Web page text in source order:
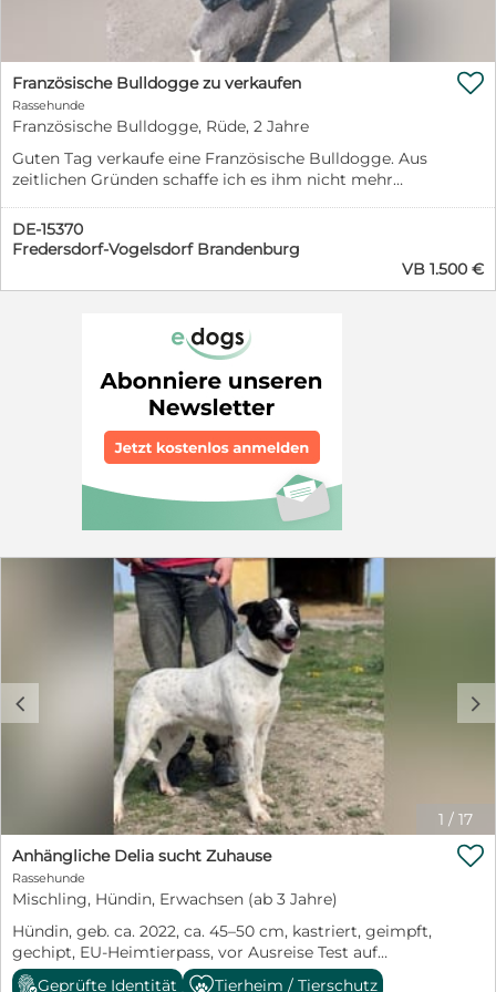
informieren Sie sich über die Voraussetzungen, die man
erfüllen muss, um einen Hund aus unserem Verein zu
adoptieren. Informationen hierzu finden Sie auf unserer
Homepage in der Rubrik Vermittlungsablauf.
Französische Bulldogge zu verkaufen
Rassehunde
Französische Bulldogge, Rüde, 2 Jahre
Guten Tag verkaufe eine Französische Bulldogge. Aus
zeitlichen Gründen schaffe ich es ihm nicht mehr
Bilder folgen

DE-15370
Fredersdorf-Vogelsdorf Brandenburg
VB 1.500 €
1 / 17
c d
Anhängliche Delia sucht Zuhause
Rassehunde
Mischling, Hündin, Erwachsen (ab 3 Jahre)
Hündin, geb. ca. 2022, ca. 45–50 cm, kastriert, geimpft,
gechipt, EU-Heimtierpass, vor Ausreise Test auf
Babesiose, Borreliose, Ehrlichiose, Anaplasmose,

Geprüfte Identität Tierheim / Tierschutz